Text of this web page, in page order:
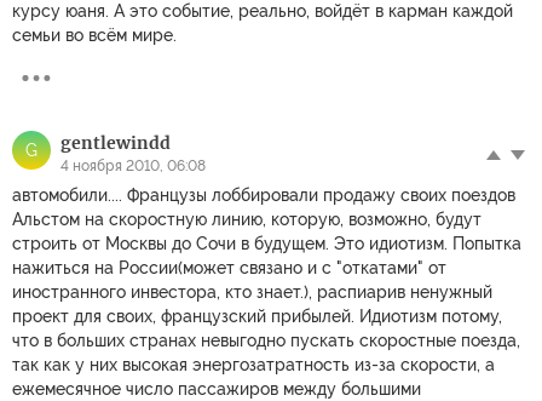
курсу юаня. А это событие, реально, войдёт в карман каждой
семьи во всём мире.
G gentlewindd
4 ноября 2010, 06:08
автомобили.... Французы лоббировали продажу своих поездов
Альстом на скоростную линию, которую, возможно, будут
строить от Москвы до Сочи в будущем. Это идиотизм. Попытка
нажиться на России(может связано и с "откатами" от
иностранного инвестора, кто знает.), распиарив ненужный
проект для своих, французский прибылей. Идиотизм потому,
что в больших странах невыгодно пускать скоростные поезда,
так как у них высокая энергозатратность из-за скорости, а
ежемесячное число пассажиров между большими